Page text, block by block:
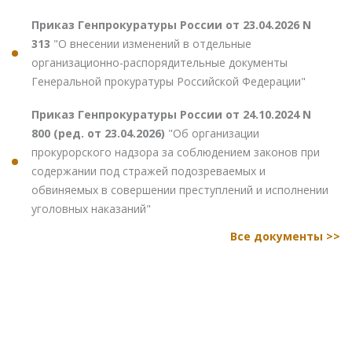
Приказ Генпрокуратуры России от 23.04.2026 N
313 "О внесении изменений в отдельные
организационно-распорядительные документы
Генеральной прокуратуры Российской Федерации"
Приказ Генпрокуратуры России от 24.10.2024 N
800 (ред. от 23.04.2026) "Об организации
прокурорского надзора за соблюдением законов при
содержании под стражей подозреваемых и
обвиняемых в совершении преступлений и исполнении
уголовных наказаний"
Все документы >>